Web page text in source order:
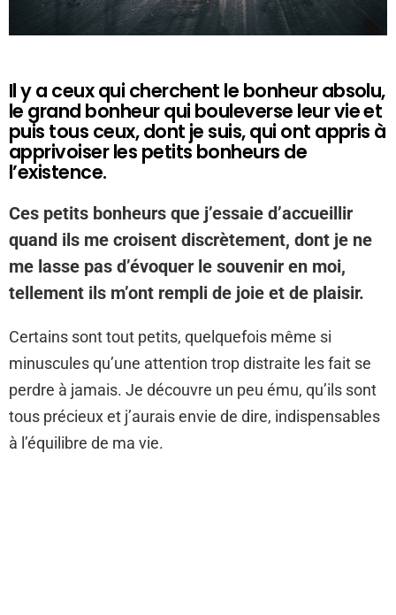
Il y a ceux qui cherchent le bonheur absolu,
le grand bonheur qui bouleverse leur vie et
puis tous ceux, dont je suis, qui ont appris à
apprivoiser les petits bonheurs de
l’existence.
Ces petits bonheurs que j’essaie d’accueillir
quand ils me croisent discrètement, dont je ne
me lasse pas d’évoquer le souvenir en moi,
tellement ils m’ont rempli de joie et de plaisir.
Certains sont tout petits, quelquefois même si
minuscules qu’une attention trop distraite les fait se
perdre à jamais. Je découvre un peu ému, qu’ils sont
tous précieux et j’aurais envie de dire, indispensables
à l’équilibre de ma vie.